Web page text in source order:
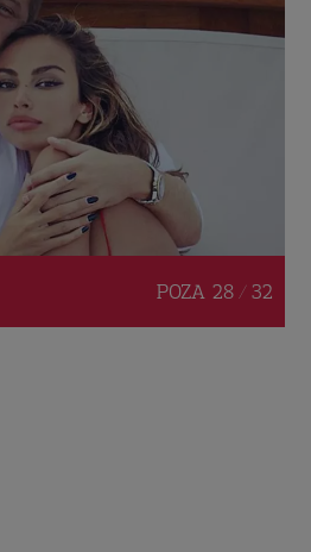
POZA 28 / 32